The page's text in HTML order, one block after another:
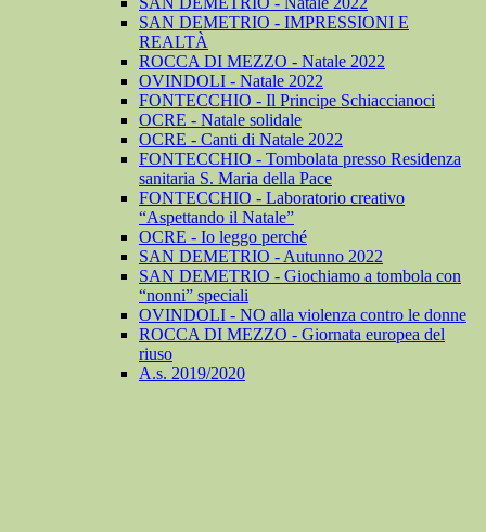
SAN DEMETRIO - IMPRESSIONI E
REALTÀ
ROCCA DI MEZZO - Natale 2022
OVINDOLI - Natale 2022
FONTECCHIO - Il Principe Schiaccianoci
OCRE - Natale solidale
OCRE - Canti di Natale 2022
FONTECCHIO - Tombolata presso Residenza
sanitaria S. Maria della Pace
FONTECCHIO - Laboratorio creativo
“Aspettando il Natale”
OCRE - Io leggo perché
SAN DEMETRIO - Autunno 2022
SAN DEMETRIO - Giochiamo a tombola con
“nonni” speciali
OVINDOLI - NO alla violenza contro le donne
ROCCA DI MEZZO - Giornata europea del
riuso
A.s. 2019/2020